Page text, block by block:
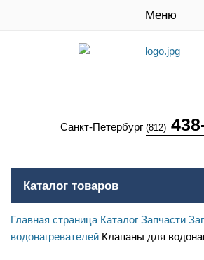
Меню
Санкт-Петербург (812)
Каталог товаров
Главная страница Каталог Запчасти
водонагревателей Клапаны для